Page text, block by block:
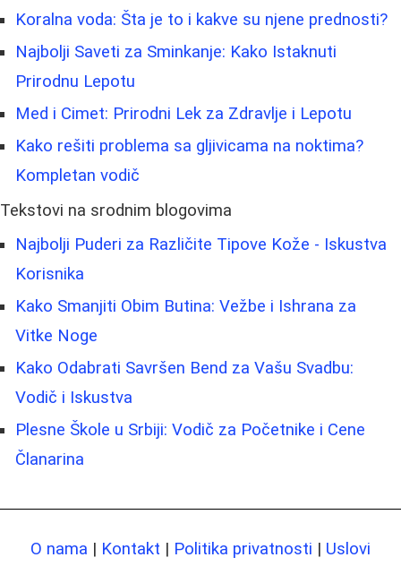
Koralna voda: Šta je to i kakve su njene prednosti?
Najbolji Saveti za Sminkanje: Kako Istaknuti
Prirodnu Lepotu
Med i Cimet: Prirodni Lek za Zdravlje i Lepotu
Kako rešiti problema sa gljivicama na noktima?
Kompletan vodič
Tekstovi na srodnim blogovima
Najbolji Puderi za Različite Tipove Kože - Iskustva
Korisnika
Kako Smanjiti Obim Butina: Vežbe i Ishrana za
Vitke Noge
Kako Odabrati Savršen Bend za Vašu Svadbu:
Vodič i Iskustva
Plesne Škole u Srbiji: Vodič za Početnike i Cene
Članarina
O nama | Kontakt | Politika privatnosti | Uslovi